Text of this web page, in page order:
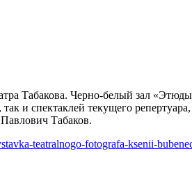
Табакова. Черно-белый зал
и спектаклей текущего
Табаков.
teatralnogo-fotografa-ksenii-